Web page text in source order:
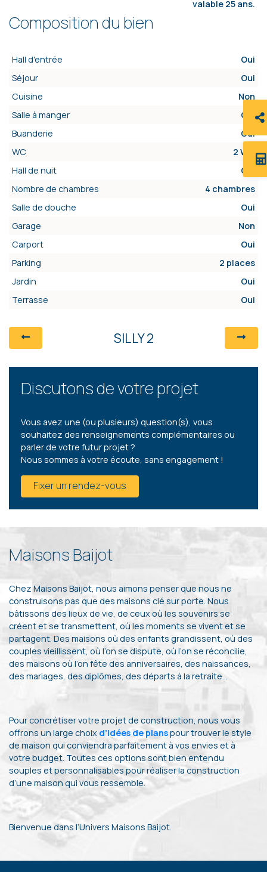
valable 25 ans.
Composition du bien
Hall d'entrée
Oui
Séjour
Oui
Cuisine
Non
Salle à manger
Oui
Buanderie
Oui
WC
2 WC
Hall de nuit
Oui
Nombre de chambres
4 chambres
Salle de douche
Oui
Garage
Non
Carport
Oui
Parking
2 places
Jardin
Oui
Terrasse
Oui
SILLY 2
Discutons de votre projet
Vous avez une (ou plusieurs) question(s), vous
souhaitez des renseignements complémentaires ou
parler de votre futur projet ?
Nous sommes à votre écoute, sans engagement !
Fixer un rendez-vous
Maisons Baijot
Chez Maisons Baijot, nous aimons penser que nous ne
construisons pas que des maisons clé sur porte. Nous
bâtissons des lieux de vie, de ceux où les souvenirs se
créent et se transmettent, où les moments se vivent et se
partagent. Des maisons où des enfants grandissent, où des
couples vieillissent, où l’on se dispute, où l’on se réconcilie,
des maisons où l’on fête des anniversaires, des naissances,
des mariages, des diplômes, des départs à la retraite…
Pour concrétiser votre projet de construction, nous vous
offrons un large choix d’idées de planspour trouver le style
de maison qui conviendra parfaitement à vos envies et à
votre budget. Toutes ces options sont bien entendu
souples et personnalisables pour réaliser la construction
d’une maison qui vous ressemble.
Bienvenue dans l’Univers Maisons Baijot.